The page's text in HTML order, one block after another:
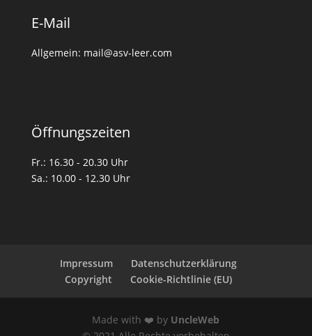
E-Mail
Allgemein: mail@asv-leer.com
Öffnungszeiten
Fr.: 16.30 - 20.30 Uhr
Sa.: 10.00 - 12.30 Uhr
Impressum
Datenschutzerklärung
Copyright
Cookie-Richtlinie (EU)
Made with ❤️ by UncleWeb